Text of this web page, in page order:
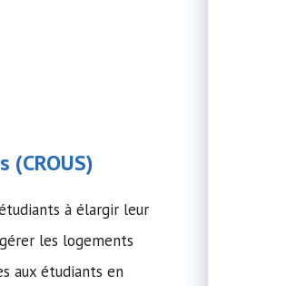
(CROUS)
à élargir leur
les logements
aux étudiants en